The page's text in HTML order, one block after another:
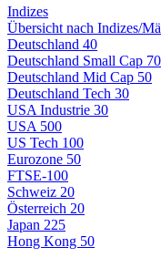
Indizes
Übersicht nach Indizes/
Deutschland 40
Deutschland Small Cap 70
Deutschland Mid Cap 50
Deutschland Tech 30
USA Industrie 30
USA 500
US Tech 100
Eurozone 50
FTSE-100
Schweiz 20
Österreich 20
Japan 225
Hong Kong 50